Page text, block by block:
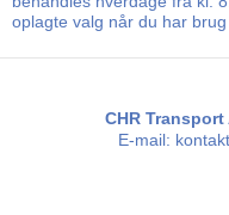
oplagte valg når du har
CHR Transport
E-mail: